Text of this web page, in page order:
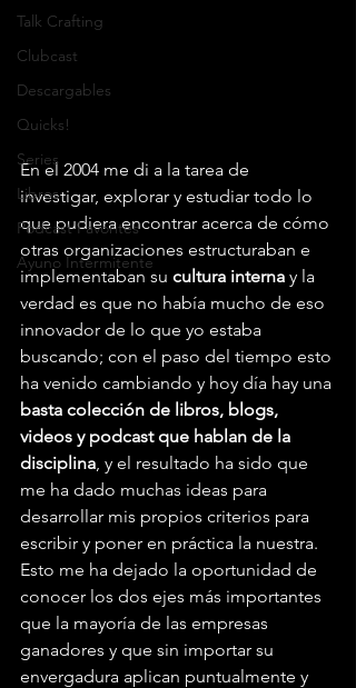
Talk Crafting
Clubcast
Descargables
Quicks!
Series
Libros
Podcast Favorites
Ayuno Intermitente
En el 2004 me di a la tarea de
investigar, explorar y estudiar todo lo
que pudiera encontrar acerca de cómo
otras organizaciones estructuraban e
implementaban su cultura interna y la
verdad es que no había mucho de eso
innovador de lo que yo estaba
buscando; con el paso del tiempo esto
ha venido cambiando y hoy día hay una
basta colección de libros, blogs,
videos y podcast que hablan de la
disciplina, y el resultado ha sido que
me ha dado muchas ideas para
desarrollar mis propios criterios para
escribir y poner en práctica la nuestra.
Esto me ha dejado la oportunidad de
conocer los dos ejes más importantes
que la mayoría de las empresas
ganadores y que sin importar su
envergadura aplican puntualmente y